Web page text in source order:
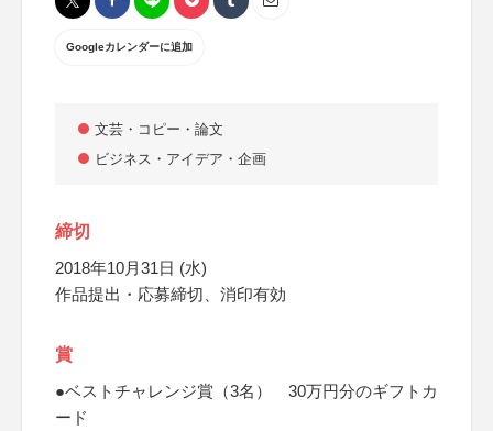
Googleカレンダーに追加
文芸・コピー・論文
ビジネス・アイデア・企画
締切
2018年10月31日 (水)
作品提出・応募締切、消印有効
賞
●ベストチャレンジ賞（3名） 30万円分のギフトカ
ード